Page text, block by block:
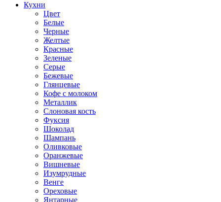
Кухни
Цвет
Белые
Черные
Желтые
Красные
Зеленые
Серые
Бежевые
Глянцевые
Кофе с молоком
Металлик
Слоновая кость
Фуксия
Шоколад
Шампань
Оливковые
Оранжевые
Вишневые
Изумрудные
Венге
Ореховые
Янтарные